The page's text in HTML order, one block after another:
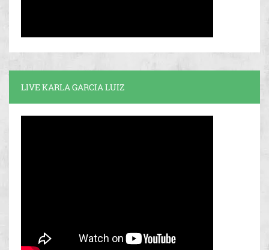
LIVE KARLA GARCIA LUIZ